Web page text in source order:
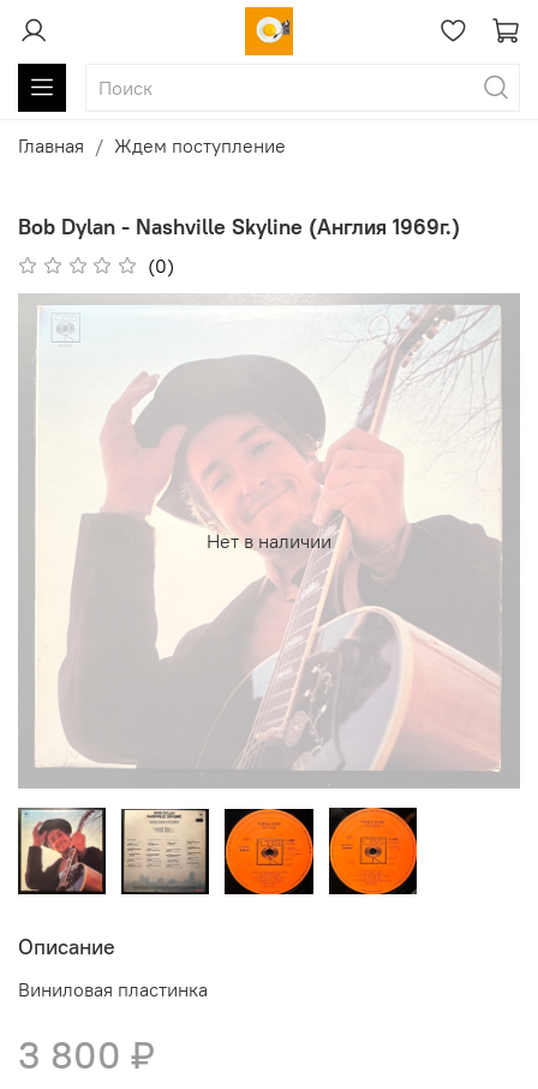
Главная Ждем поступление
Bob Dylan - Nashville Skyline (Англия 1969г.)
(0)
Нет в наличии
Описание
Виниловая пластинка
3 800 ₽